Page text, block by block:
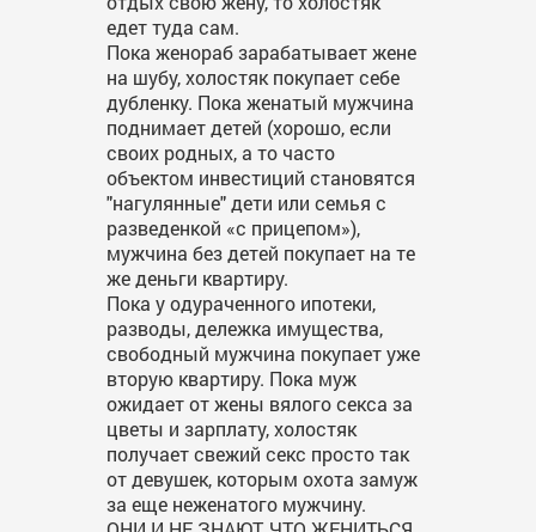
едет туда сам.
Пока женораб зарабатывает жене
на шубу, холостяк покупает себе
дубленку. Пока женатый мужчина
поднимает детей (хорошо, если
своих родных, а то часто
объектом инвестиций становятся
"нагулянные" дети или семья с
разведенкой «с прицепом»),
мужчина без детей покупает на те
же деньги квартиру.
Пока у одураченного ипотеки,
разводы, дележка имущества,
свободный мужчина покупает уже
вторую квартиру. Пока муж
ожидает от жены вялого секса за
цветы и зарплату, холостяк
получает свежий секс просто так
от девушек, которым охота замуж
за еще неженатого мужчину.